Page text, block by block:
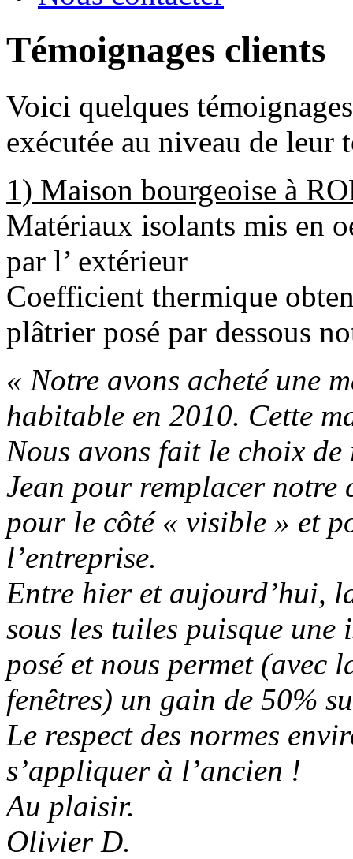
Témoignages clients
Voici quelques
exécutée au niveau de leur
1) Maison bourgeoise à
Matériaux isolants mis en
par l’ extérieur
Coefficient thermique
plâtrier posé par dessous
« Notre avons acheté une
habitable en 2010. Cette
Nous avons fait le choix
Jean pour remplacer notre
pour le côté « visible » et
l’entreprise.
Entre hier et aujourd’hui,
sous les tuiles puisque
posé et nous permet (avec
fenêtres) un gain de 50%
Le respect des normes
s’appliquer à l’ancien !
Au plaisir.
Olivier D.